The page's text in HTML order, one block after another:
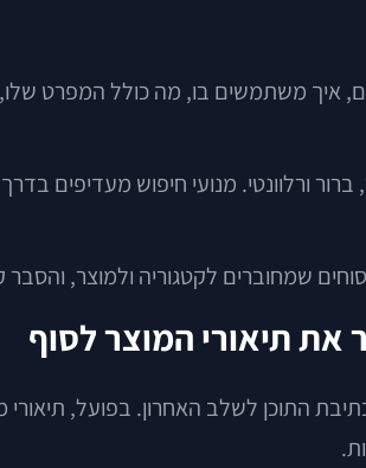
ורלוונטי. מנועי חיפוש מעדיפים
שמחוברים לקטגוריה ולמוצר,
תיאורי המוצר לסוף
התוכן לשלב האחרון. בפועל,